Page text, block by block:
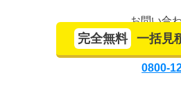
お問い合
完全無料 一括見
0800-